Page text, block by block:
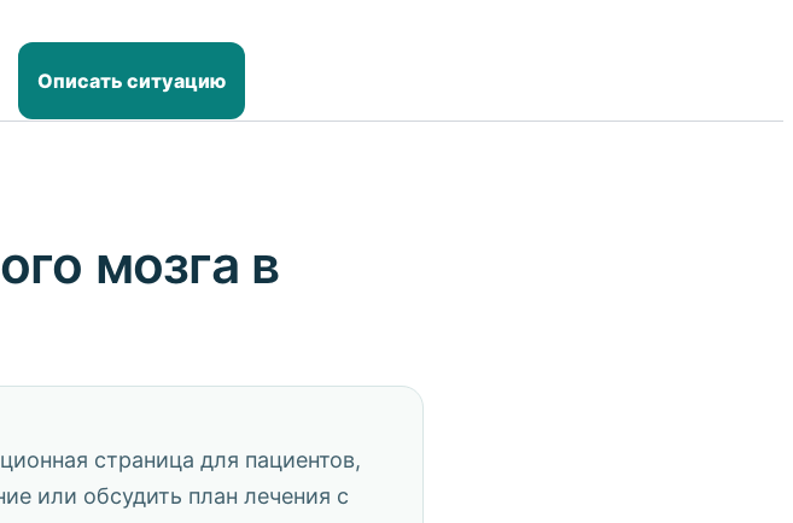
Описать ситуацию
мозга в
страница для пациентов,
или обсудить план лечения с